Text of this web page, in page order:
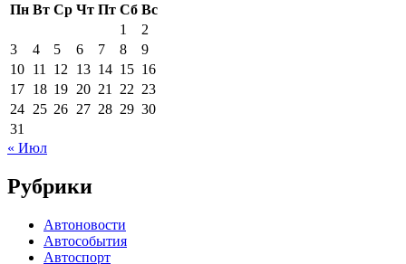
Пн Вт Ср Чт Пт Сб Вс
1
2
3
4 5 6 7 8
9
10 11 12 13 14 15 16
17 18 19 20 21 22 23
24 25 26 27 28 29 30
31
« Июл
Рубрики
Автоновости
Автособытия
Автоспорт